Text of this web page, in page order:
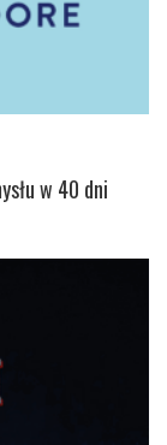
w 40 dni